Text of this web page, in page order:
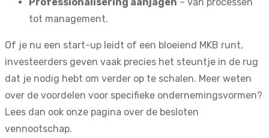
tot management.
Of je nu een start-up leidt of een bloeiend MKB runt,
investeerders geven vaak precies het steuntje in de rug
dat je nodig hebt om verder op te schalen. Meer weten
over de voordelen voor specifieke ondernemingsvormen?
Lees dan ook onze pagina over de besloten
vennootschap.